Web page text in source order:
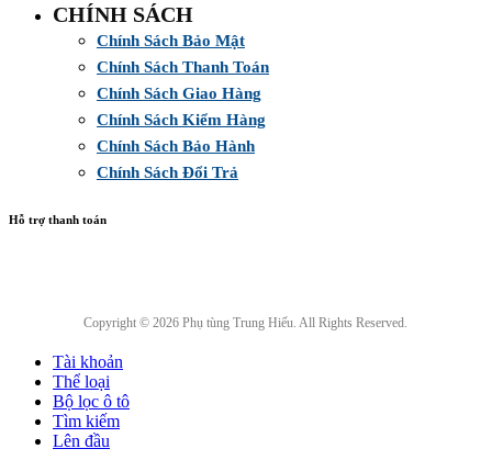
CHÍNH SÁCH
Chính Sách Bảo Mật
Chính Sách Thanh Toán
Chính Sách Giao Hàng
Chính Sách Kiểm Hàng
Chính Sách Bảo Hành
Chính Sách Đổi Trả
Hỗ trợ thanh toán
Copyright © 2026 Phụ tùng Trung Hiếu. All Rights Reserved.
Tài khoản
Thể loại
Bộ lọc ô tô
Tìm kiếm
Lên đầu